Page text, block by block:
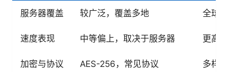
服务器覆盖 较广泛，覆盖多地 全球
速度表现 中等偏上，取决于服务器 更高
加密与协议 AES-256，常见协议 多样